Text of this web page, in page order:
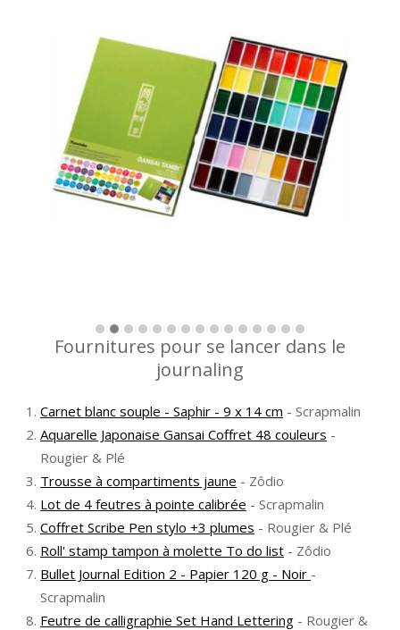
Fournitures pour se lancer dans le
journaling
Carnet blanc souple - Saphir - 9 x 14 cm - Scrapmalin
Aquarelle Japonaise Gansai Coffret 48 couleurs -
Rougier & Plé
Trousse à compartiments jaune - Zôdio
Lot de 4 feutres à pointe calibrée - Scrapmalin
Coffret Scribe Pen stylo +3 plumes - Rougier & Plé
Roll' stamp tampon à molette To do list - Zôdio
Bullet Journal Edition 2 - Papier 120 g - Noir -
Scrapmalin
Feutre de calligraphie Set Hand Lettering - Rougier &